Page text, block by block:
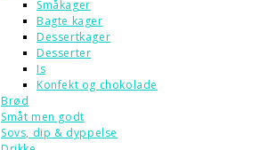
Småkager
Bagte kager
Dessertkager
Desserter
Is
Konfekt og chokolade
Brød
Småt men godt
Sovs, dip & dyppelse